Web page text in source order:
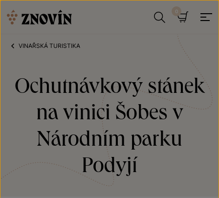
Hledat
VINAŘSKÁ TURISTIKA
Ochutnávkový stánek
na vinici Šobes v
Národním parku
Podyjí